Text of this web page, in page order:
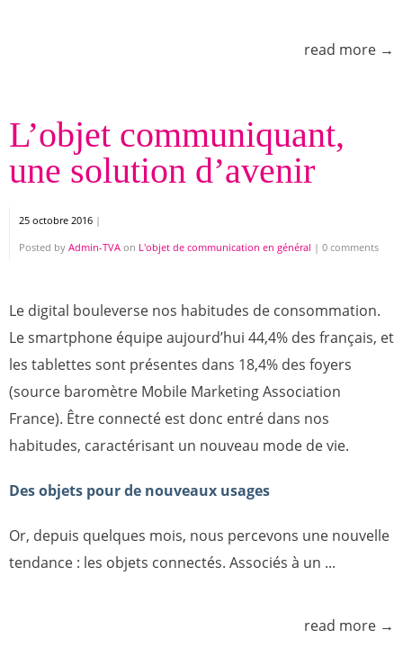
read more →
L’objet communiquant,
une solution d’avenir
25 octobre 2016 |
Posted by Admin-TVA on L'objet de communication en général | 0 comments
Le digital bouleverse nos habitudes de consommation.
Le smartphone équipe aujourd’hui 44,4% des français, et
les tablettes sont présentes dans 18,4% des foyers
(source baromètre Mobile Marketing Association
France). Être connecté est donc entré dans nos
habitudes, caractérisant un nouveau mode de vie.
Des objets pour de nouveaux usages
Or, depuis quelques mois, nous percevons une nouvelle
tendance : les objets connectés. Associés à un ...
read more →